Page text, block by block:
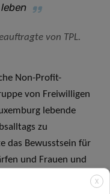
von TPL.
Non-Profit-
von Freiwilligen
lebende
zu
das Bewusstsein für
und Frauen und
X